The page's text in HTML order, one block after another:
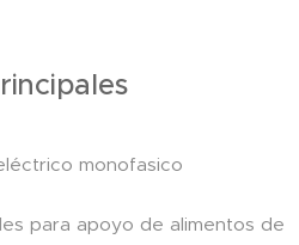
monofasico
para apoyo de alimentos de